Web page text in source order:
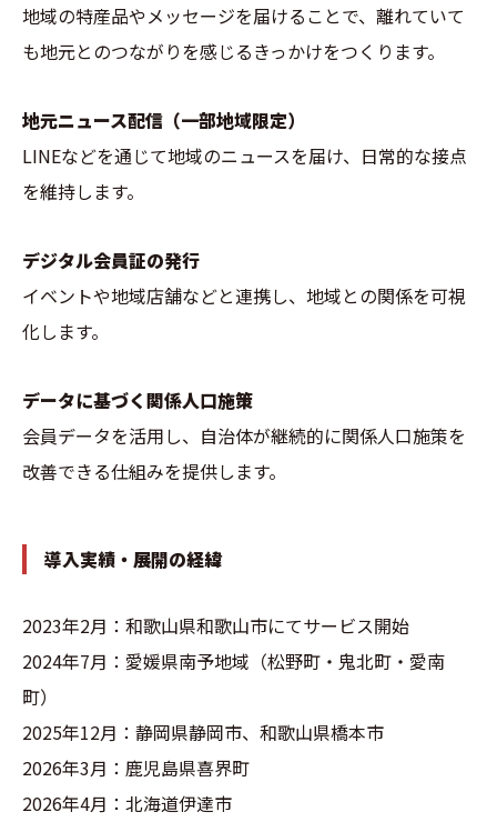
地域の特産品やメッセージを届けることで、離れていて
も地元とのつながりを感じるきっかけをつくります。
地元ニュース配信（一部地域限定）
LINEなどを通じて地域のニュースを届け、日常的な接点
を維持します。
デジタル会員証の発行
イベントや地域店舗などと連携し、地域との関係を可視
化します。
データに基づく関係人口施策
会員データを活用し、自治体が継続的に関係人口施策を
改善できる仕組みを提供します。
導入実績・展開の経緯
2023年2月：和歌山県和歌山市にてサービス開始
2024年7月：愛媛県南予地域（松野町・鬼北町・愛南
町）
2025年12月：静岡県静岡市、和歌山県橋本市
2026年3月：鹿児島県喜界町
2026年4月：北海道伊達市